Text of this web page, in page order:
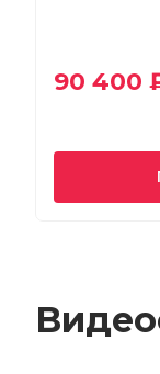
90 400